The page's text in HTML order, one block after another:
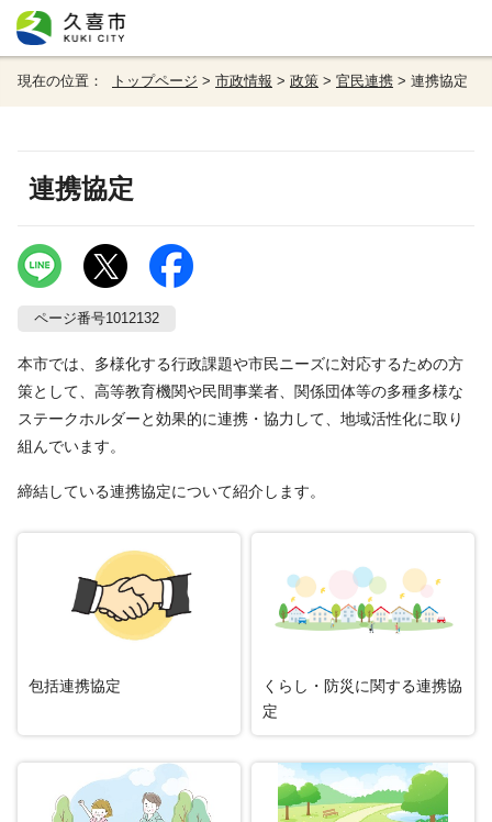
現在の位置： トップページ > 市政情報 > 政策 > 官民連携 > 連携協定
連携協定
ページ番号1012132
本市では、多様化する行政課題や市民ニーズに対応するための方
策として、高等教育機関や民間事業者、関係団体等の多種多様な
ステークホルダーと効果的に連携・協力して、地域活性化に取り
組んでいます。
締結している連携協定について紹介します。
包括連携協定
くらし・防災に関する連携協
定